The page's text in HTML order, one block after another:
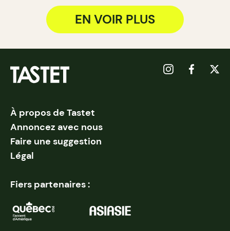
EN VOIR PLUS
À propos de Tastet
Annoncez avec nous
Faire une suggestion
Légal
Fiers partenaires :